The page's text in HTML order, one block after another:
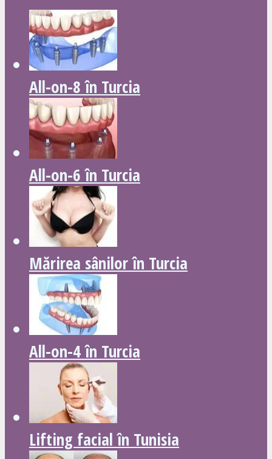
All-on-8 în Turcia
All-on-6 în Turcia
Mărirea sânilor în Turcia
All-on-4 în Turcia
Lifting facial în Tunisia